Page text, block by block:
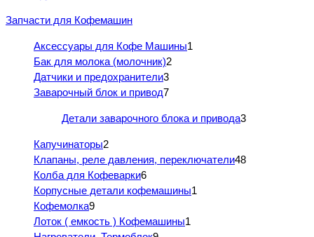
Запчасти для Кофемашин
Аксессуары для Кофе Машины1
Бак для молока (молочник)2
Датчики и предохранители3
Заварочный блок и привод7
Детали заварочного блока и привода3
Капучинаторы2
Клапаны, реле давления, переключатели48
Колба для Кофеварки6
Корпусные детали кофемашины1
Кофемолка9
Лоток ( емкость ) Кофемашины1